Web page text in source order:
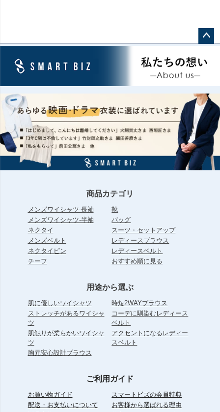
ジト
商品カテゴリ
メンズワイシャツ-長袖
メンズワイシャツ-半袖
ネクタイ
メンズベルト
ネクタイピン
チーフ
靴
バッグ
スーツ・セットアップ
レディースブラウス
レディースベルト
おすすめ順に見る
用途から選ぶ
肌に優しいワイシャツ
ストレッチがあるワイシャ
ツ
肌触りが柔らかいワイシャ
ツ
胸元安心設計ブラウス
時短2WAYブラウス
コーデに馴染むレディース
ベルト
アクセントになるレディー
スベルト
ご利用ガイド
お買い物ガイド
配送・お支払いについて
スマートビズの会員特典
お客様から選ばれる理由